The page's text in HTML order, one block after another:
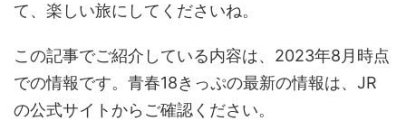
て、楽しい旅にしてくださいね。
この記事でご紹介している内容は、2023年8月時点
での情報です。青春18きっぷの最新の情報は、JR
の公式サイトからご確認ください。